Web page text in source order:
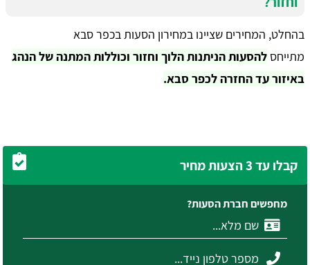
בהחלט, המחירים שציינו במחירון הסעות בכפר סבא
מתייחס להסעות הניתנות הלוך וחזור וכוללות המתנה של הנהג
באיזור עד החזרה לכפר סבא.
קבלו עד 3 הצעות מחיר
מחפשים חברת הסעות?